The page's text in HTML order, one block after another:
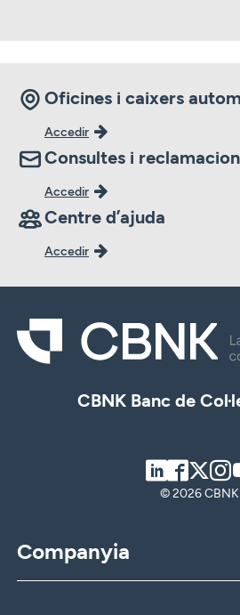
Oficines i caixers
Accedir
Consultes i
Accedir
Centre d’ajuda
Accedir
CBNK Banc de
LinkedIn
© 2026 CBNK
Companyia